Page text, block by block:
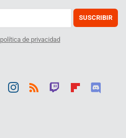
SUSCRIBIR
política de privacidad